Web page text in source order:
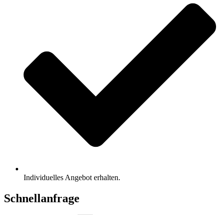
Individuelles Angebot erhalten.
Schnellanfrage